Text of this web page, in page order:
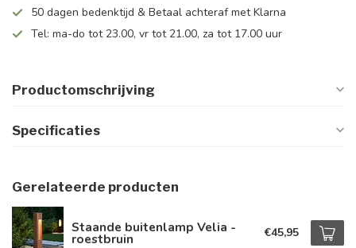
50 dagen bedenktijd & Betaal achteraf met Klarna
Tel: ma-do tot 23.00, vr tot 21.00, za tot 17.00 uur
Productomschrijving
Specificaties
Gerelateerde producten
Staande buitenlamp Velia -
roestbruin €45,95